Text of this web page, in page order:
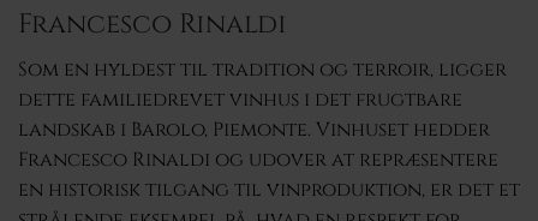
Francesco Rinaldi
Som en hyldest til tradition og terroir, ligger
dette familiedrevet vinhus i det frugtbare
landskab i Barolo, Piemonte. Vinhuset hedder
Francesco Rinaldi og udover at repræsentere
en historisk tilgang til vinproduktion, er det et